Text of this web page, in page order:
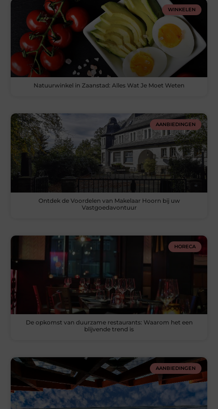
WINKELEN
Natuurwinkel in Zaanstad: Alles Wat Je Moet Weten
AANBIEDINGEN
Ontdek de Voordelen van Makelaar Hoorn bij uw
Vastgoedavontuur
HORECA
De opkomst van duurzame restaurants: Waarom het een
blijvende trend is
AANBIEDINGEN